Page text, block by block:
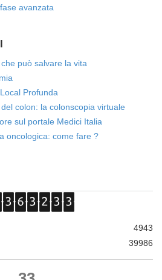
avanzata
può salvare la vita
Profunda
colon: la colonscopia virtuale
sul portale Medici Italia
oncologica: come fare ?
4943
39986